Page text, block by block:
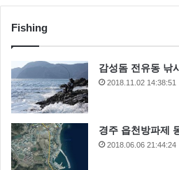
Fishing
감성돔 전유동 낚
2018.11.02 14:38:51
경주 읍천방파제
2018.06.06 21:44:24